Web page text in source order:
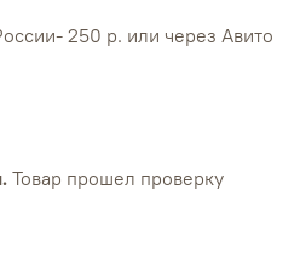
250 р. или через Авито
Товар прошел проверку